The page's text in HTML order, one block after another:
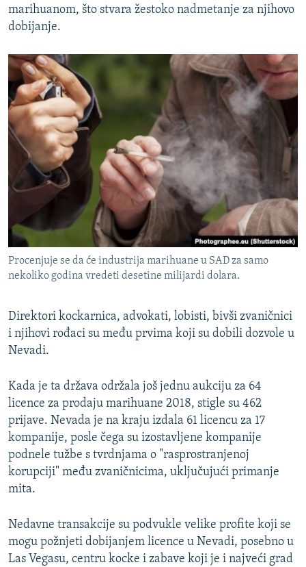
marihuanom, što stvara žestoko nadmetanje za njihovo
dobijanje.
Procenjuje se da će industrija marihuane u SAD za samo
nekoliko godina vredeti desetine milijardi dolara.
Direktori kockarnica, advokati, lobisti, bivši zvaničnici
i njihovi rođaci su među prvima koji su dobili dozvole u
Nevadi.
Kada je ta država održala još jednu aukciju za 64
licence za prodaju marihuane 2018, stigle su 462
prijave. Nevada je na kraju izdala 61 licencu za 17
kompanije, posle čega su izostavljene kompanije
podnele tužbe s tvrdnjama o "rasprostranjenoj
korupciji" među zvaničnicima, uključujući primanje
mita.
Nedavne transakcije su podvukle velike profite koji se
mogu požnjeti dobijanjem licence u Nevadi, posebno u
Las Vegasu, centru kocke i zabave koji je i najveći grad